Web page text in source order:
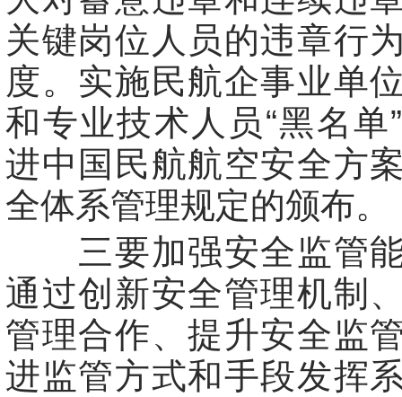
关键岗位人员的违章行
度。实施民航企事业单
和专业技术人员“黑名单
进中国民航航空安全方
全体系管理规定的颁布。
三要加强安全监管能
通过创新安全管理机制
管理合作、提升安全监
进监管方式和手段发挥